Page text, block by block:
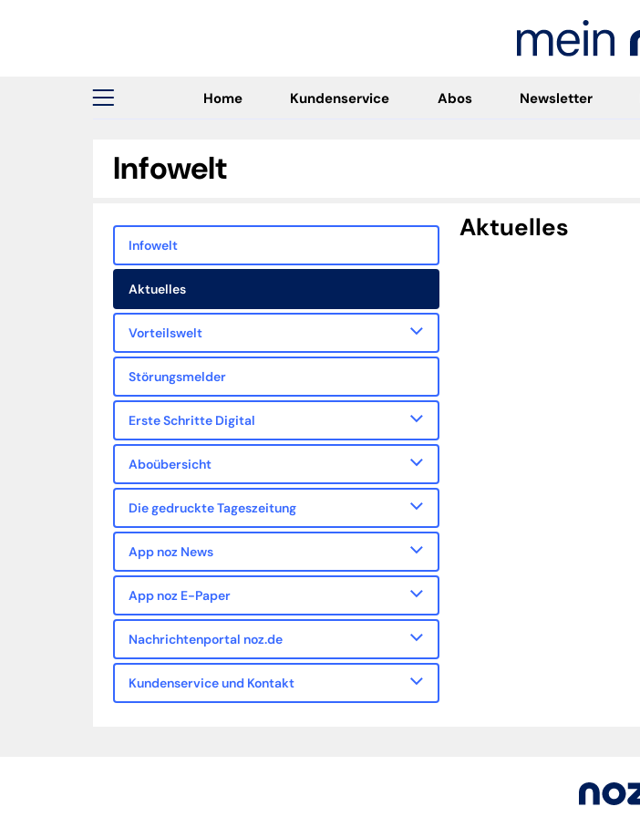
Home Kundenservice Abos Newsletter
Infowelt
Infowelt
Aktuelles
Vorteilswelt
Störungsmelder
Erste Schritte Digital
Aboübersicht
Die gedruckte Tageszeitung
App noz News
App noz E-Paper
Nachrichtenportal noz.de
Kundenservice und Kontakt
Aktuelles